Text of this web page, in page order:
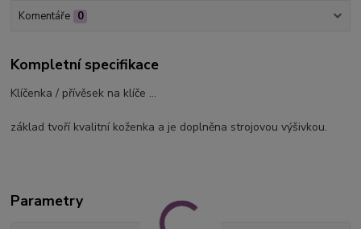
Komentáře 0
Kompletní specifikace
Klíčenka / přívěsek na klíče ...
základ tvoří kvalitní koženka a je doplněna strojovou výšivkou.
Parametry